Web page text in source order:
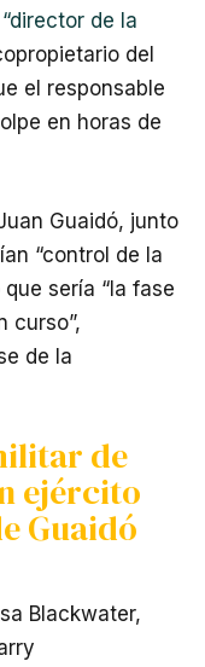
de la
del
el responsable
en horas de
Guaidó, junto
“control de la
sería “la fase
curso”,
de la
de
ejército
Guaidó
Blackwater,